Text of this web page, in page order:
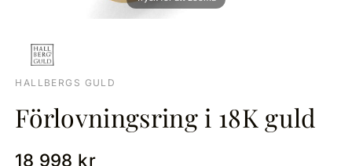
HALLBERGS GULD
Förlovningsring i 18K guld
18 998 kr